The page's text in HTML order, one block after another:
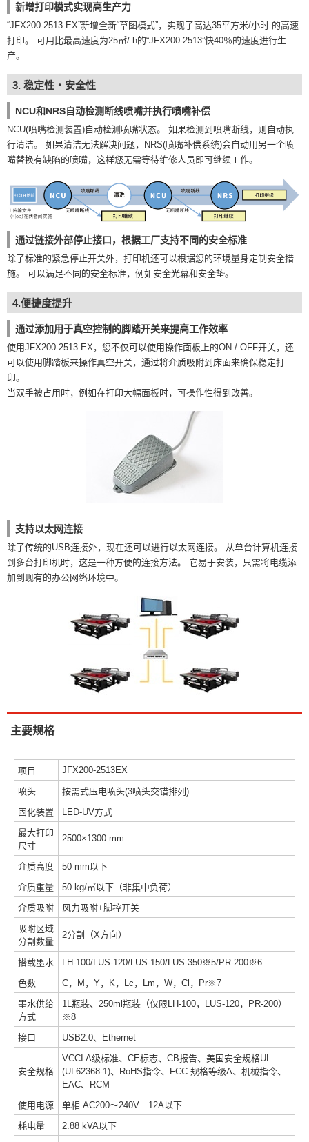
新增打印模式实现高生产力
“JFX200-2513 EX”新增全新“草图模式”，实现了高达35平方米/小时 的高速
打印。 可用比最高速度为25㎡/ h的“JFX200-2513”快40％的速度进行生
产。
3. 稳定性・安全性
NCU和NRS自动检测断线喷嘴并执行喷嘴补偿
NCU(喷嘴检测装置)自动检测喷嘴状态。 如果检测到喷嘴断线，则自动执
行清洁。 如果清洁无法解决问题，NRS(喷嘴补偿系统)会自动用另一个喷
嘴替换有缺陷的喷嘴，这样您无需等待维修人员即可继续工作。
通过链接外部停止接口，根据工厂支持不同的安全标准
除了标准的紧急停止开关外，打印机还可以根据您的环境量身定制安全措
施。 可以满足不同的安全标准，例如安全光幕和安全垫。
4.便捷度提升
通过添加用于真空控制的脚踏开关来提高工作效率
使用JFX200-2513 EX，您不仅可以使用操作面板上的ON / OFF开关，还
可以使用脚踏板来操作真空开关，通过将介质吸附到床面来确保稳定打
印。
当双手被占用时，例如在打印大幅面板时，可操作性得到改善。
支持以太网连接
除了传统的USB连接外，现在还可以进行以太网连接。 从单台计算机连接
到多台打印机时，这是一种方便的连接方法。 它易于安装，只需将电缆添
加到现有的办公网络环境中。
主要规格
项目 JFX200-2513EX
喷头
按需式压电喷头(3喷头交错排列)
固化装置
LED-UV方式
最大打印
尺寸
2500×1300 mm
介质高度
50 mm以下
介质重量
50 kg/㎡以下（非集中负荷）
介质吸附
风力吸附+脚控开关
吸附区域
分割数量
2分割（X方向）
搭载墨水
LH-100/LUS-120/LUS-150/LUS-350※5/PR-200※6
色数
C，M，Y，K，Lc，Lm，W，Cl，Pr※7
墨水供给
方式
1L瓶装、250ml瓶装（仅限LH-100，LUS-120，PR-200）
※8
接口
USB2.0、Ethernet
安全规格
VCCI A级标准、CE标志、CB报告、美国安全規格UL
(UL62368-1)、RoHS指令、FCC 规格等级A、机械指令、
EAC、RCM
使用电源
单相 AC200～240V 12A以下
耗电量
2.88 kVA以下